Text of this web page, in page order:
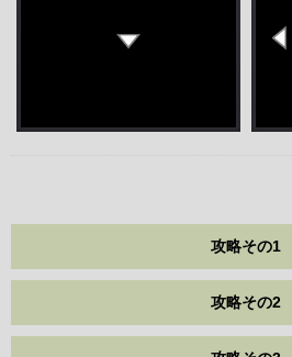
攻略その1
攻略その2